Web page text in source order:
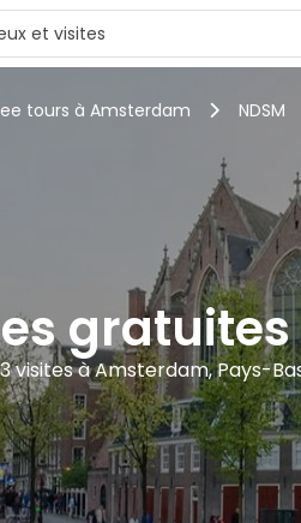
tours à Amsterdam NDSM
gratuites
visites à Amsterdam, Pays-